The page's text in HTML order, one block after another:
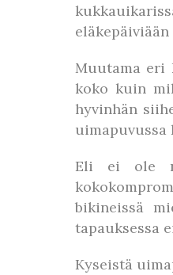
Muutama eri
koko kuin
hyvinhän
uimapuvussa
Eli ei ole
bikineissä
tapauksessa
Kyseistä